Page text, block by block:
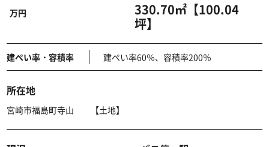
万円
330.70㎡【100.04
坪】
建ぺい率・容積率 建ぺい率60％、容積率200％
所在地
宮崎市福島町寺山 【土地】